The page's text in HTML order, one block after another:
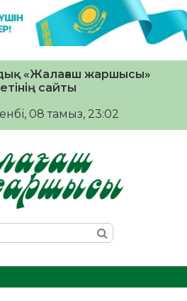
«Жалағаш жаршысы»
сайты
08 тамыз, 23:02